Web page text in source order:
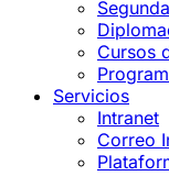
Cursos
Servicios
Intranet
Correo